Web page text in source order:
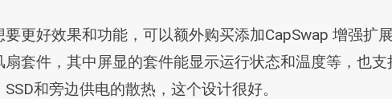
更好效果和功能，可以额外购买添加CapSwap 增强扩
套件，其中屏显的套件能显示运行状态和温度等，也
和旁边供电的散热，这个设计很好。